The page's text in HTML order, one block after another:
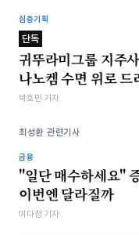
심층기획
단독
귀뚜라미그룹 지주
나노켐 수면 위로 드
박호민 기자
최성환 관련기사
금융
"일단 매수하세요"
이번엔 달라질까
여다정 기자